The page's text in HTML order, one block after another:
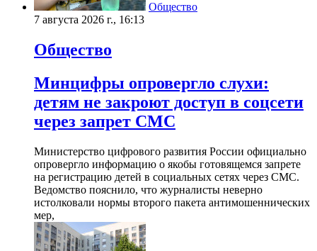
Общество
7 августа 2026 г., 16:13
Общество
Минцифры опровергло слухи:
детям не закроют доступ в соцсети
через запрет СМС
Министерство цифрового развития России официально
опровергло информацию о якобы готовящемся запрете
на регистрацию детей в социальных сетях через СМС.
Ведомство пояснило, что журналисты неверно
истолковали нормы второго пакета антимошеннических
мер,